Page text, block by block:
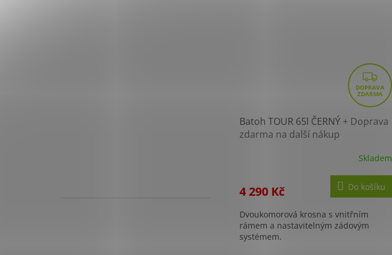
Z
D
A
R
Batoh TOUR 65l ČERNÝ + Doprava
zdarma na další nákup
Skladem
4 290 Kč Do košíku
Dvoukomorová krosna s vnitřním
rámem a nastavitelným zádovým
systémem.